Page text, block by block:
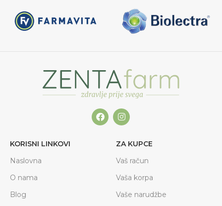
KORISNI LINKOVI
Naslovna
O nama
Blog
ZA KUPCE
Vaš račun
Vaša korpa
Vaše narudžbe